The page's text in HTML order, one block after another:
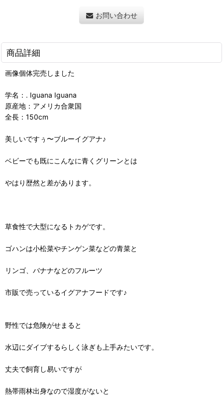
お問い合わせ
商品詳細
画像個体完売しました
学名：. Iguana Iguana
原産地：アメリカ合衆国
全長：150cm
美しいですぅ〜ブルーイグアナ♪
ベビーでも既にこんなに青くグリーンとは
やはり歴然と差があります。
草食性で大型になるトカゲです。
ゴハンは小松菜やチンゲン菜などの青菜と
リンゴ、バナナなどのフルーツ
市販で売っているイグアナフードです♪
野性では危険がせまると
水辺にダイブするらしく泳ぎも上手みたいです。
丈夫で飼育し易いですが
熱帯雨林出身なので湿度がないと